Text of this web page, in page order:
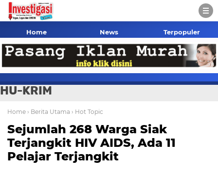
Home News Terpopuler
HU-KRIM
Home › Berita Utama › Hot Topic
Sejumlah 268 Warga Siak
Terjangkit HIV AIDS, Ada 11
Pelajar Terjangkit